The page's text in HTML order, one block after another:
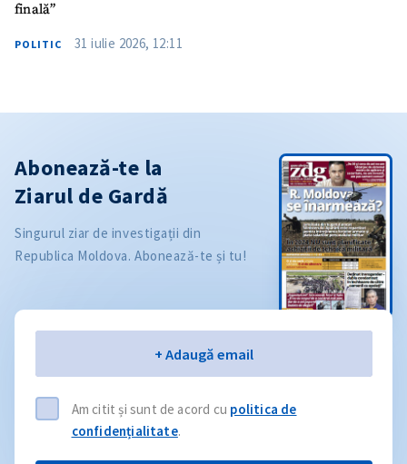
finală”
POLITIC 31 iulie 2026, 12:11
Abonează-te la
Ziarul de Gardă
Singurul ziar de investigații din
Republica Moldova. Abonează-te și tu!
+ Adaugă email
Am citit și sunt de acord cu politica de
confidențialitate.